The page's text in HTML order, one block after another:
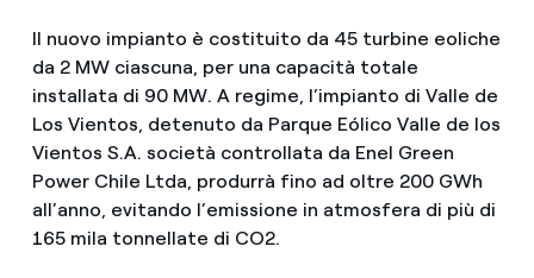
Il nuovo impianto è costituito da 45 turbine eoliche
da 2 MW ciascuna, per una capacità totale
installata di 90 MW. A regime, l’impianto di Valle de
Los Vientos, detenuto da Parque Eólico Valle de los
Vientos S.A. società controllata da Enel Green
Power Chile Ltda, produrrà fino ad oltre 200 GWh
all’anno, evitando l’emissione in atmosfera di più di
165 mila tonnellate di CO2.